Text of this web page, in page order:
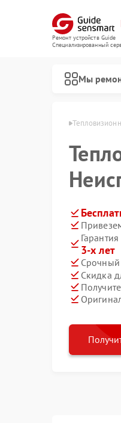
Ремонт устройств Guide
Специализированный
Мы
Guide в Нальчике
3-х лет
Срочный
Скидка